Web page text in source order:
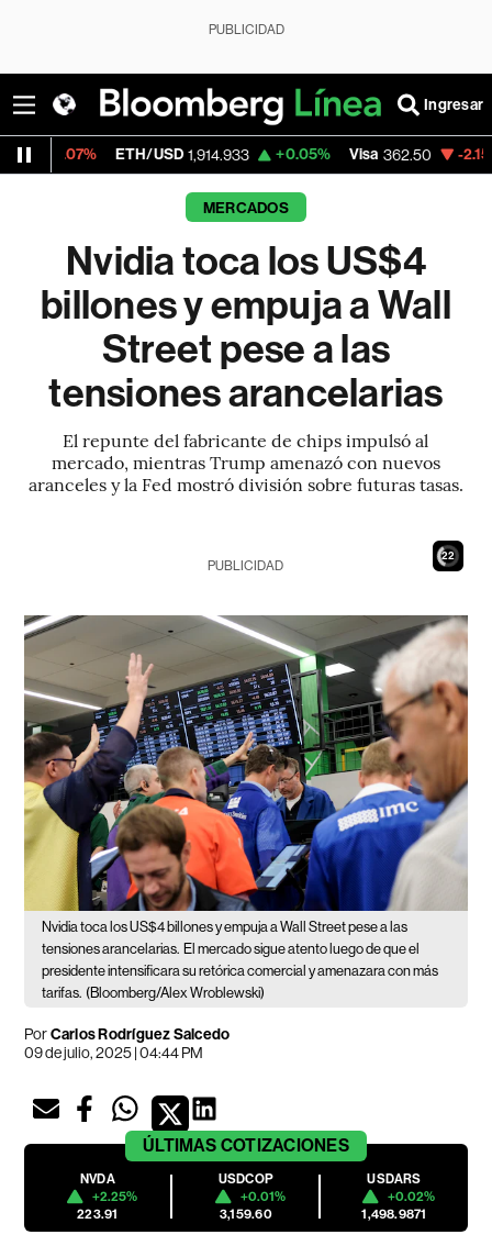
PUBLICIDAD
Ingresar
1,914.933 +0.05% Visa 362.50 -2.15%
MERCADOS
Nvidia toca los US$4
billones y empuja a Wall
Street pese a las
tensiones arancelarias
El repunte del fabricante de chips impulsó al
mercado, mientras Trump amenazó con nuevos
aranceles y la Fed mostró división sobre futuras tasas.
21
PUBLICIDAD
Nvidia toca los US$4 billones y empuja a Wall Street pese a las
tensiones arancelarias. El mercado sigue atento luego de que el
presidente intensificara su retórica comercial y amenazara con más
tarifas. (Bloomberg/Alex Wroblewski)
PorCarlos Rodríguez Salcedo
09 de julio, 2025 | 04:44 PM
ÚLTIMAS COTIZACIONES
NVDA
+2.25%
223.91
USDCOP
+0.01%
3,159.60
USDARS
+0.02%
1,498.9871